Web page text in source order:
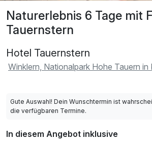
Naturerlebnis 6 Tage mit
Tauernstern
Hotel Tauernstern
Winklern, Nationalpark Hohe Tauern in
Gute Auswahl! Dein Wunschtermin ist
die verfügbaren Termine.
In diesem Angebot inklusive